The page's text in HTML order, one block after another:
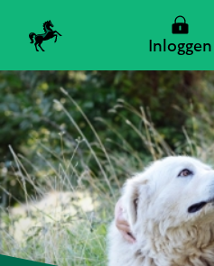
Inloggen
Zoeken
Zoeken